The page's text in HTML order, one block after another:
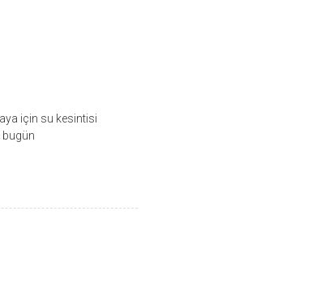
için su kesintisi
bugün